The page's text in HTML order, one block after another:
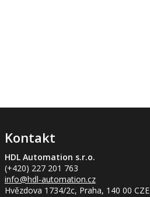
Kontakt
HDL Automation s.r.o.
(+420) 227 201 763
info@hdl-automation.cz
Hvězdova 1734/2c, Praha, 140 00 CZE